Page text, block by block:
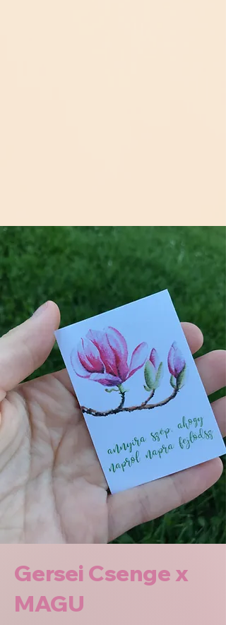
Gersei Csenge x
MAGU